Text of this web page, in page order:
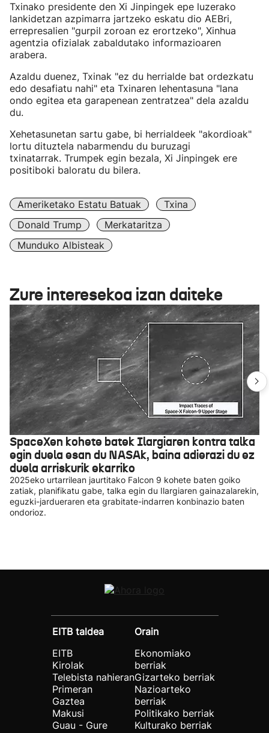
Txinako presidente den Xi Jinpingek epe luzerako
lankidetzan azpimarra jartzeko eskatu dio AEBri,
errepresalien "gurpil zoroan ez erortzeko", Xinhua
agentzia ofizialak zabaldutako informazioaren
arabera.
Azaldu duenez, Txinak "ez du herrialde bat ordezkatu
edo desafiatu nahi" eta Txinaren lehentasuna "lana
ondo egitea eta garapenean zentratzea" dela azaldu
du.
Xehetasunetan sartu gabe, bi herrialdeek "akordioak"
lortu dituztela nabarmendu du buruzagi
txinatarrak. Trumpek egin bezala, Xi Jinpingek ere
positiboki baloratu du bilera.
Ameriketako Estatu Batuak
Txina
Donald Trump
Merkataritza
Munduko Albisteak
Zure interesekoa izan daiteke
SpaceXen kohete batek Ilargiaren kontra talka
egin duela esan du NASAk, baina adierazi du ez
duela arriskurik ekarriko
2025eko urtarrilean jaurtitako Falcon 9 kohete baten goiko
zatiak, planifikatu gabe, talka egin du Ilargiaren gainazalarekin,
eguzki-jardueraren eta grabitate-indarren konbinazio baten
ondorioz.
EITB taldea
EITB
Kirolak
Telebista nahieran
Primeran
Gaztea
Makusi
Guau - Gure
Orain
Ekonomiako
berriak
Gizarteko berriak
Nazioarteko
berriak
Politikako berriak
Kulturako berriak